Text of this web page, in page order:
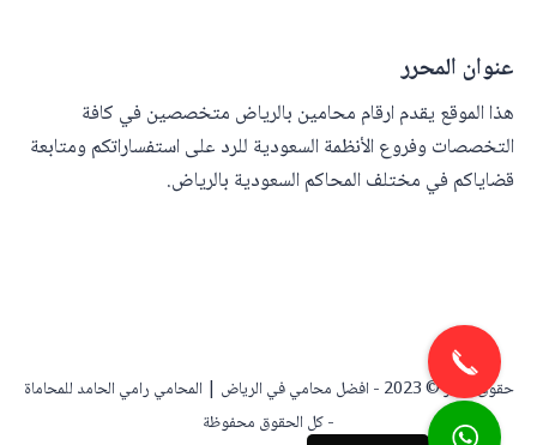
عنوان المحرر
هذا الموقع يقدم ارقام محامين بالرياض متخصصين في كافة
التخصصات وفروع الأنظمة السعودية للرد على استفساراتكم ومتابعة
قضاياكم في مختلف المحاكم السعودية بالرياض.
حقوق النشر © 2023 -
افضل محامي في الرياض | المحامي رامي الحامد للمحاماة
- كل الحقوق محفوظة